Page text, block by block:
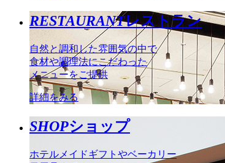
RESTAURANTレストラン
自然と調和した雰囲気の中で
食材や調理法にこだわった
メニューをご提供
詳細をみる
SHOPショップ
ホテルメイドギフトやベーカリー